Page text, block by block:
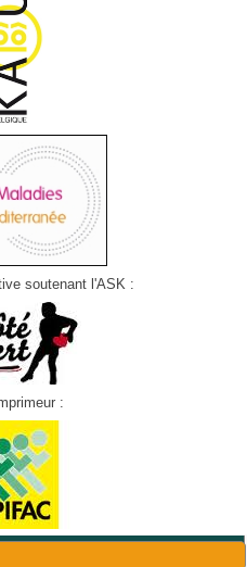
soutenant l'ASK :
: